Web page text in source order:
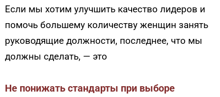
Если мы хотим улучшить качество лидеров и
помочь большему количеству женщин занять
руководящие должности, последнее, что мы
должны сделать, — это
Не понижать стандарты при выборе